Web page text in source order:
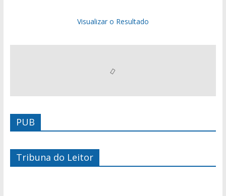
Visualizar o Resultado
PUB
Tribuna do Leitor